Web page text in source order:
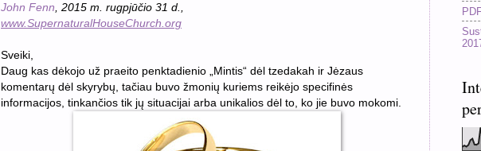
John Fenn , 2015 m. rugpjūčio 31 d.,
www.SupernaturalHouseChurch.org
Sveiki,
Daug kas dėkojo už praeito penktadienio „Mintis“ dėl tzedakah ir Jėzaus
komentarų dėl skyrybų, tačiau buvo žmonių kuriems reikėjo specifinės
informacijos, tinkančios tik jų situacijai arba unikalios dėl to, ko jie buvo mokomi.